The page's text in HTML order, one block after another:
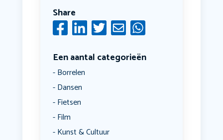
Share
Een aantal categorieën
Borrelen
Dansen
Fietsen
Film
Kunst & Cultuur